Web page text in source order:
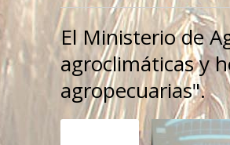
El Ministerio de
agroclimáticas y
agropecuarias".